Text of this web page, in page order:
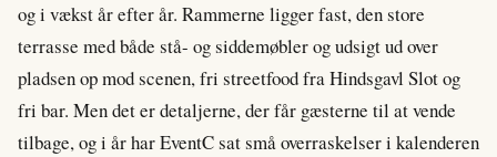
og i vækst år efter år. Rammerne ligger fast, den store
terrasse med både stå- og siddemøbler og udsigt ud over
pladsen op mod scenen, fri streetfood fra Hindsgavl Slot og
fri bar. Men det er detaljerne, der får gæsterne til at vende
tilbage, og i år har EventC sat små overraskelser i kalenderen